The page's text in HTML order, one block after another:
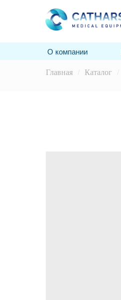
О компании
Главная Каталог